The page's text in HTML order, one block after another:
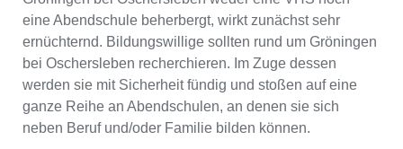
eine Abendschule beherbergt, wirkt zunächst sehr
ernüchternd. Bildungswillige sollten rund um Gröningen
bei Oschersleben recherchieren. Im Zuge dessen
werden sie mit Sicherheit fündig und stoßen auf eine
ganze Reihe an Abendschulen, an denen sie sich
neben Beruf und/oder Familie bilden können.